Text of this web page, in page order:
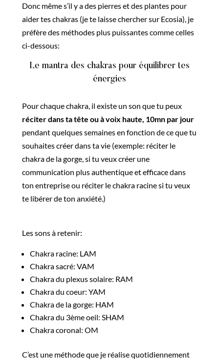
Donc même s’il y a des pierres et des plantes pour
aider tes chakras (je te laisse chercher sur Ecosia), je
préfère des méthodes plus puissantes comme celles
ci-dessous:
Le mantra des chakras pour équilibrer tes
énergies
Pour chaque chakra, il existe un son que tu peux
réciter dans ta tête ou à voix haute, 10mn par jour
pendant quelques semaines en fonction de ce que tu
souhaites créer dans ta vie (exemple: réciter le
chakra de la gorge, si tu veux créer une
communication plus authentique et efficace dans
ton entreprise ou réciter le chakra racine si tu veux
te libérer de ton anxiété.)
Les sons à retenir:
Chakra racine: LAM
Chakra sacré: VAM
Chakra du plexus solaire: RAM
Chakra du coeur: YAM
Chakra de la gorge: HAM
Chakra du 3ème oeil: SHAM
Chakra coronal: OM
C’est une méthode que je réalise quotidiennement